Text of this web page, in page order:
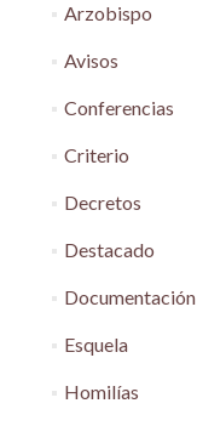
Arzobispo
Avisos
Conferencias
Criterio
Decretos
Destacado
Documentación
Esquela
Homilías